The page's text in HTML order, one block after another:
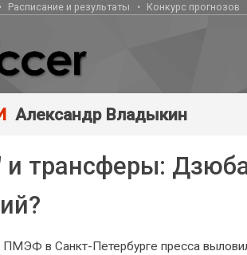
Расписание и результаты Конкурс прогнозов
Александр Владыкин
и трансферы:
ПМЭФ в Санкт-Петербурге пресса